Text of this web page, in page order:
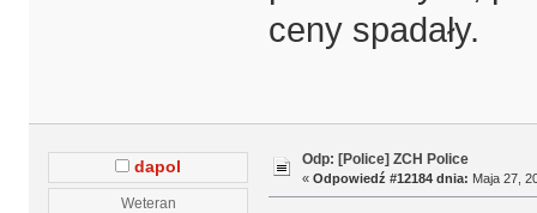
ceny spadały.
dapol
Weteran
Odp: [Police] ZCH Police
« Odpowiedź #12184 dnia: Maja 27,